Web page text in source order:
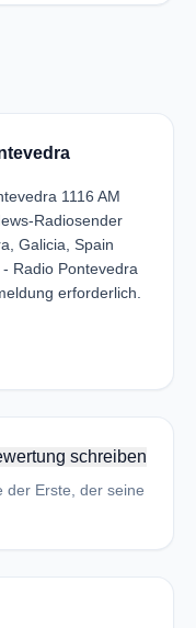
1116 AM
Radiosender
Galicia, Spain
Radio Pontevedra
erforderlich.
schreiben
der Erste, der seine